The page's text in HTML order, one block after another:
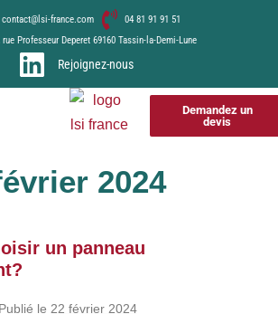
contact@lsi-france.com
04 81 91 91 51
rue Professeur Deperet 69160 Tassin-la-Demi-Lune
Rejoignez-nous
Demandez un
devis
2024
un panneau
Publié le 22 février 2024